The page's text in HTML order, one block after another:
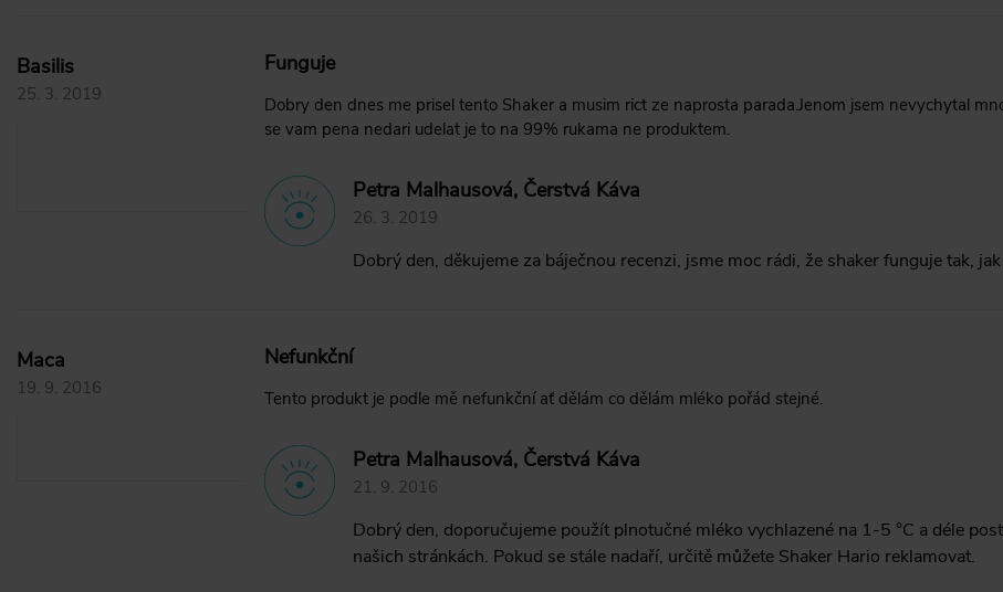
Basilis
25. 3. 2019
Funguje
Dobry den dnes me prisel tento Shaker a musim rict ze naprosta parada.Jenom jsem nevychytal
se vam pena nedari udelat je to na 99% rukama ne produktem.
Petra Malhausová, Čerstvá Káva
26. 3. 2019
Dobrý den, děkujeme za báječnou recenzi, jsme moc rádi, že shaker funguje tak, jak
Maca
19. 9. 2016
Nefunkční
Tento produkt je podle mě nefunkční ať dělám co dělám mléko pořád stejné.
Petra Malhausová, Čerstvá Káva
21. 9. 2016
Dobrý den, doporučujeme použít plnotučné mléko vychlazené na 1-5 °C a déle
našich stránkách. Pokud se stále nadaří, určitě můžete Shaker Hario reklamovat.